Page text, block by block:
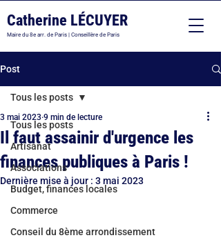
Catherine LÉCUYER
Maire du 8e arr. de Paris | Conseillère de Paris
Post
Tous les posts
Artisanat
Associations
Budget, finances locales
Commerce
Conseil du 8ème arrondissement
Tous les posts
Il faut assainir d'urgence les
finances publiques à Paris !
3 mai 2023 9 min de lecture
Dernière mise à jour : 3 mai 2023